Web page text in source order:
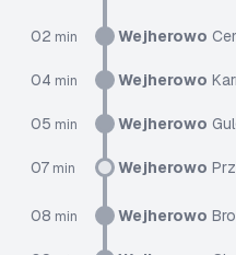
02 min Wejherowo
04 min Wejherowo
05 min Wejherowo
07 min Wejherowo
08 min Wejherowo